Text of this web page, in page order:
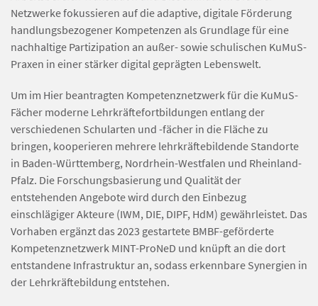
Netzwerke fokussieren auf die adaptive, digitale Förderung
handlungsbezogener Kompetenzen als Grundlage für eine
nachhaltige Partizipation an außer- sowie schulischen KuMuS-
Praxen in einer stärker digital geprägten Lebenswelt.
Um im Hier beantragten Kompetenznetzwerk für die KuMuS-
Fächer moderne Lehrkräftefortbildungen entlang der
verschiedenen Schularten und -fächer in die Fläche zu
bringen, kooperieren mehrere lehrkräftebildende Standorte
in Baden-Württemberg, Nordrhein-Westfalen und Rheinland-
Pfalz. Die Forschungsbasierung und Qualität der
entstehenden Angebote wird durch den Einbezug
einschlägiger Akteure (IWM, DIE, DIPF, HdM) gewährleistet. Das
Vorhaben ergänzt das 2023 gestartete BMBF-geförderte
Kompetenznetzwerk MINT-ProNeD und knüpft an die dort
entstandene Infrastruktur an, sodass erkennbare Synergien in
der Lehrkräftebildung entstehen.